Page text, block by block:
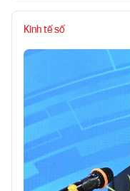
Kinh tế số